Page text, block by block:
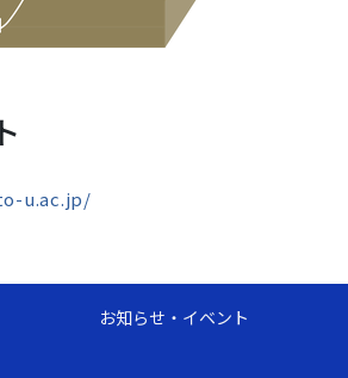
u.ac.jp/
お知らせ・イベント